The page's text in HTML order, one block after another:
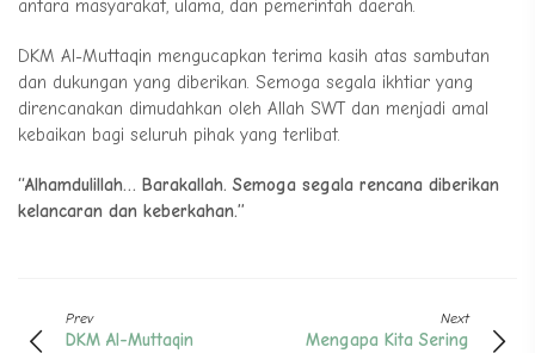
antara masyarakat, ulama, dan pemerintah daerah.
DKM Al-Muttaqin mengucapkan terima kasih atas sambutan
dan dukungan yang diberikan. Semoga segala ikhtiar yang
direncanakan dimudahkan oleh Allah SWT dan menjadi amal
kebaikan bagi seluruh pihak yang terlibat.
“Alhamdulillah… Barakallah. Semoga segala rencana diberikan
kelancaran dan keberkahan.”
Prev
DKM Al-Muttaqin
Next
Mengapa Kita Sering